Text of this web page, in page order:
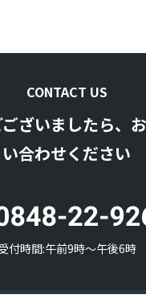
CONTACT US
ざいましたら、
い合わせください
付時間:午前9時〜午後6時